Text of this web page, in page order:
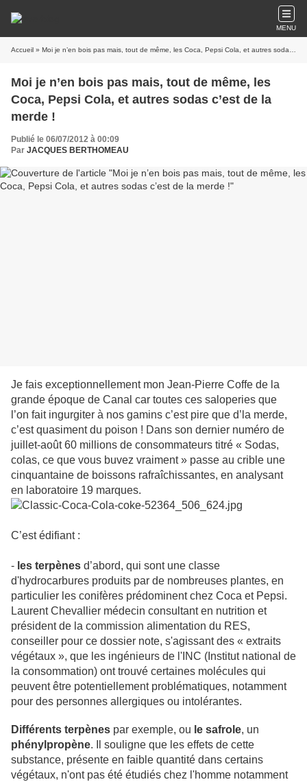
MENU
Accueil » Moi je n’en bois pas mais, tout de même, les Coca, Pepsi Cola, et autres sodas c’est de la merde !
Moi je n’en bois pas mais, tout de même, les
Coca, Pepsi Cola, et autres sodas c’est de la
merde !
Publié le 06/07/2012 à 00:09
Par JACQUES BERTHOMEAU
Je fais exceptionnellement mon Jean-Pierre Coffe de la
grande époque de Canal car toutes ces saloperies que
l’on fait ingurgiter à nos gamins c’est pire que d’la merde,
c’est quasiment du poison ! Dans son dernier numéro de
juillet-août 60 millions de consommateurs titré « Sodas,
colas, ce que vous buvez vraiment » passe au crible une
cinquantaine de boissons rafraîchissantes, en analysant
en laboratoire 19 marques.
C’est édifiant :
- les terpènes d’abord, qui sont une classe
d'hydrocarbures produits par de nombreuses plantes, en
particulier les conifères prédominent chez Coca et Pepsi.
Laurent Chevallier médecin consultant en nutrition et
président de la commission alimentation du RES,
conseiller pour ce dossier note, s'agissant des « extraits
végétaux », que les ingénieurs de l'INC (Institut national de
la consommation) ont trouvé certaines molécules qui
peuvent être potentiellement problématiques, notamment
pour des personnes allergiques ou intolérantes.
Différents terpènes par exemple, ou le safrole, un
phénylpropène. Il souligne que les effets de cette
substance, présente en faible quantité dans certains
végétaux, n'ont pas été étudiés chez l'homme notamment